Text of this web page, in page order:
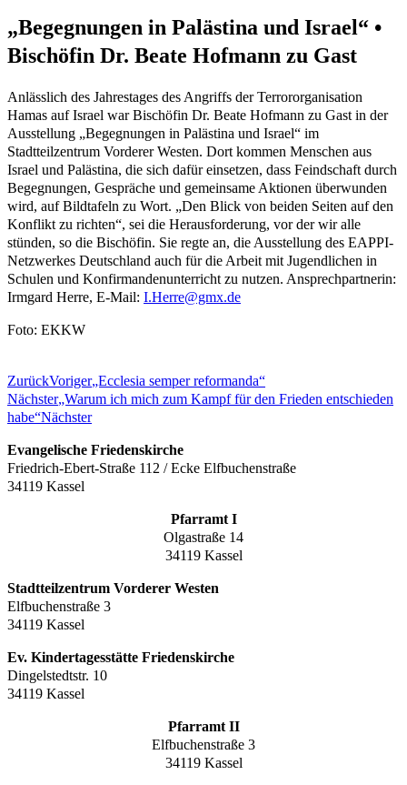
„Begegnungen in Palästina und Israel“ •
Bischöfin Dr. Beate Hofmann zu Gast
Anlässlich des Jahrestages des Angriffs der Terrororganisation
Hamas auf Israel war Bischöfin Dr. Beate Hofmann zu Gast in der
Ausstellung „Begegnungen in Palästina und Israel“ im
Stadtteilzentrum Vorderer Westen. Dort kommen Menschen aus
Israel und Palästina, die sich dafür einsetzen, dass Feindschaft durch
Begegnungen, Gespräche und gemeinsame Aktionen überwunden
wird, auf Bildtafeln zu Wort. „Den Blick von beiden Seiten auf den
Konflikt zu richten“, sei die Herausforderung, vor der wir alle
stünden, so die Bischöfin. Sie regte an, die Ausstellung des EAPPI-
Netzwerkes Deutschland auch für die Arbeit mit Jugendlichen in
Schulen und Konfirmandenunterricht zu nutzen. Ansprechpartnerin:
Irmgard Herre, E-Mail: I.Herre@gmx.de
Foto: EKKW
ZurückVoriger„Ecclesia semper reformanda“
Nächster„Warum ich mich zum Kampf für den Frieden entschieden
habe“Nächster
Evangelische Friedenskirche
Friedrich-Ebert-Straße 112 / Ecke Elfbuchenstraße
34119 Kassel
Pfarramt I
Olgastraße 14
34119 Kassel
Stadtteilzentrum Vorderer Westen
Elfbuchenstraße 3
34119 Kassel
Ev. Kindertagesstätte Friedenskirche
Dingelstedtstr. 10
34119 Kassel
Pfarramt II
Elfbuchenstraße 3
34119 Kassel